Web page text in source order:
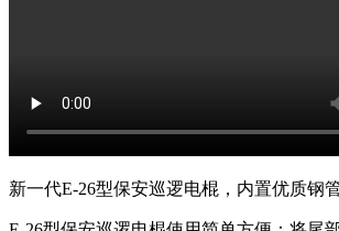
新一代E-26型保安巡逻电棍，内置优质钢